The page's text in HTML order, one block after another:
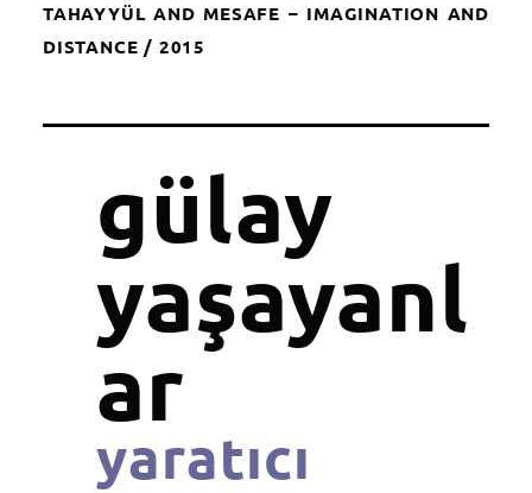
TAHAYYÜL AND MESAFE – IMAGINATION AND
DISTANCE / 2015
gülay
yaşayanl
ar
yaratıcı